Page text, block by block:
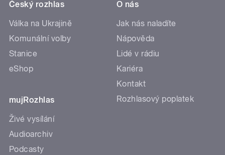
Český rozhlas
Válka na Ukrajině
Komunální volby
Stanice
eShop
mujRozhlas
Živé vysílání
Audioarchiv
Podcasty
O nás
Jak nás naladíte
Nápověda
Lidé v rádiu
Kariéra
Kontakt
Rozhlasový poplatek